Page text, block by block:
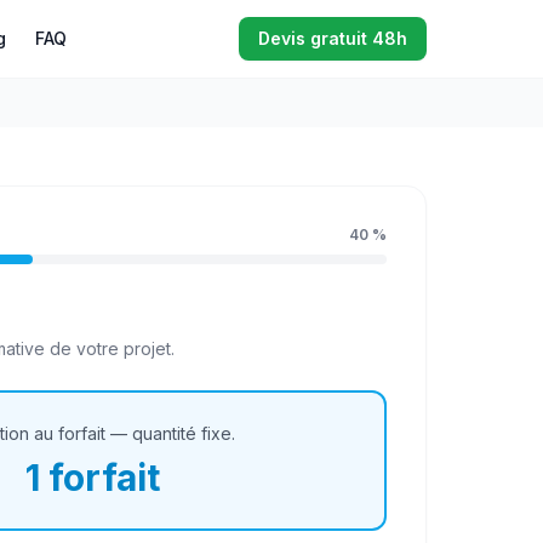
FAQ Devis gratuit 48h
40 %
de votre projet.
au forfait — quantité fixe.
1 forfait